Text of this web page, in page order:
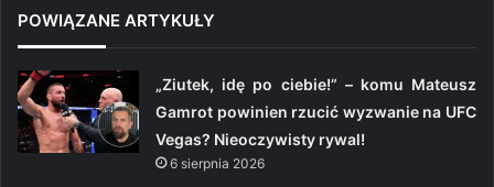
POWIĄZANE ARTYKUŁY
„Ziutek, idę po ciebie!” – komu Mateusz
Gamrot powinien rzucić wyzwanie na UFC
Vegas? Nieoczywisty rywal!
6 sierpnia 2026